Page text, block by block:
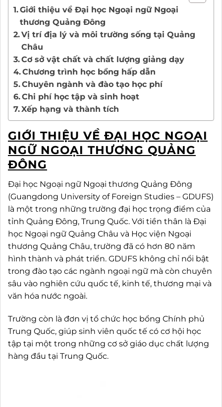
Giới thiệu về Đại học Ngoại ngữ Ngoại
thương Quảng Đông
Vị trí địa lý và môi trường sống tại Quảng
Châu
Cơ sở vật chất và chất lượng giảng dạy
Chương trình học bổng hấp dẫn
Chuyên ngành và đào tạo học phí
Chi phí học tập và sinh hoạt
Xếp hạng và thành tích
GIỚI THIỆU VỀ ĐẠI HỌC NGOẠI
NGỮ NGOẠI THƯƠNG QUẢNG
ĐÔNG
Đại học Ngoại ngữ Ngoại thương Quảng Đông
(Guangdong University of Foreign Studies – GDUFS)
là một trong những trường đại học trọng điểm của
tỉnh Quảng Đông, Trung Quốc. Với tiền thân là Đại
học Ngoại ngữ Quảng Châu và Học viện Ngoại
thương Quảng Châu, trường đã có hơn 80 năm
hình thành và phát triển. GDUFS không chỉ nổi bật
trong đào tạo các ngành ngoại ngữ mà còn chuyên
sâu vào nghiên cứu quốc tế, kinh tế, thương mại và
văn hóa nước ngoài.
Trường còn là đơn vị tổ chức học bổng Chính phủ
Trung Quốc, giúp sinh viên quốc tế có cơ hội học
tập tại một trong những cơ sở giáo dục chất lượng
hàng đầu tại Trung Quốc.